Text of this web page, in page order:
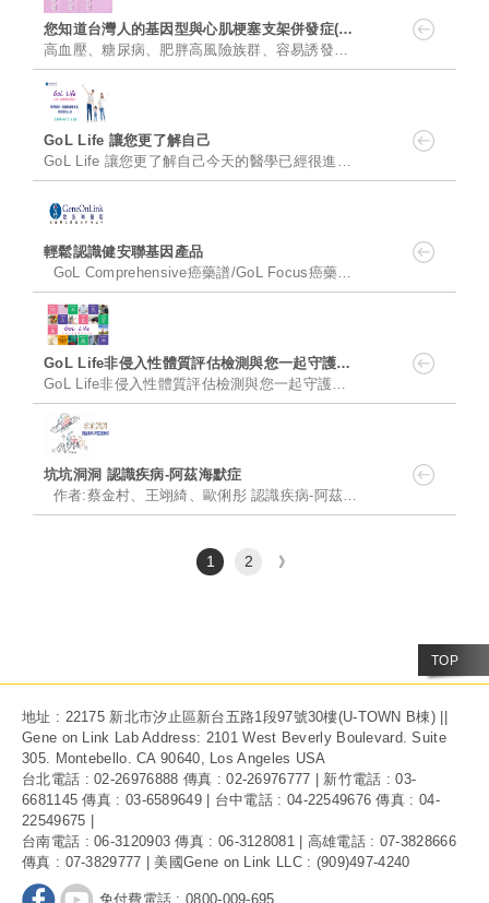
您知道台灣人的基因型與心肌梗塞支架併發症(最嚴重可能死亡)用藥有關嗎?
高血壓、糖尿病、肥胖高風險族群、容易誘發成心臟病的高風險族群。 您知道台灣人的基因型與心肌梗塞支架併......
GoL Life 讓您更了解自己
GoL Life 讓您更了解自己​ ​今天的醫學已經很進步了，但它仍然持續進步中。醫學進步的同時也改變國人對健康......
輕鬆認識健安聯基因產品
GoL Comprehensive癌藥譜/GoL Focus癌藥精 GoL Comprehensive癌藥譜/GoL Focus癌藥精是針對許多腫瘤......
GoL Life非侵入性體質評估檢測與您一起守護家人健康
GoL Life非侵入性體質評估檢測與您一起守護家人健康 「體質」是由老祖宗遺傳而來的一種個體特質，與我們的生活......
坑坑洞洞 認識疾病-阿茲海默症
作者:蔡金村、王翊綺、歐俐彤 認識疾病-阿茲海默症 阿......
1 2 》
TOP
地址 : 22175 新北市汐止區新台五路1段97號30樓(U-TOWN B棟) ||
Gene on Link Lab Address: 2101 West Beverly Boulevard. Suite
305. Montebello. CA 90640, Los Angeles USA
台北電話 : 02-26976888 傳真 : 02-26976777 | 新竹電話 : 03-
6681145 傳真 : 03-6589649 | 台中電話 : 04-22549676 傳真 : 04-
22549675 |
台南電話 : 06-3120903 傳真 : 06-3128081 | 高雄電話 : 07-3828666
傳真 : 07-3829777 | 美國Gene on Link LLC : (909)497-4240
免付費電話 : 0800-009-695